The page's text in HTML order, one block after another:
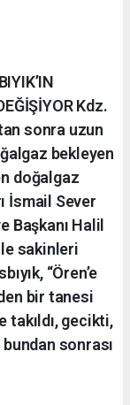
Kdz.
sonra uzun
bekleyen
doğalgaz
İsmail Sever
Başkanı Halil
sakinleri
“Ören’e
bir tanesi
takıldı, gecikti,
sonrası